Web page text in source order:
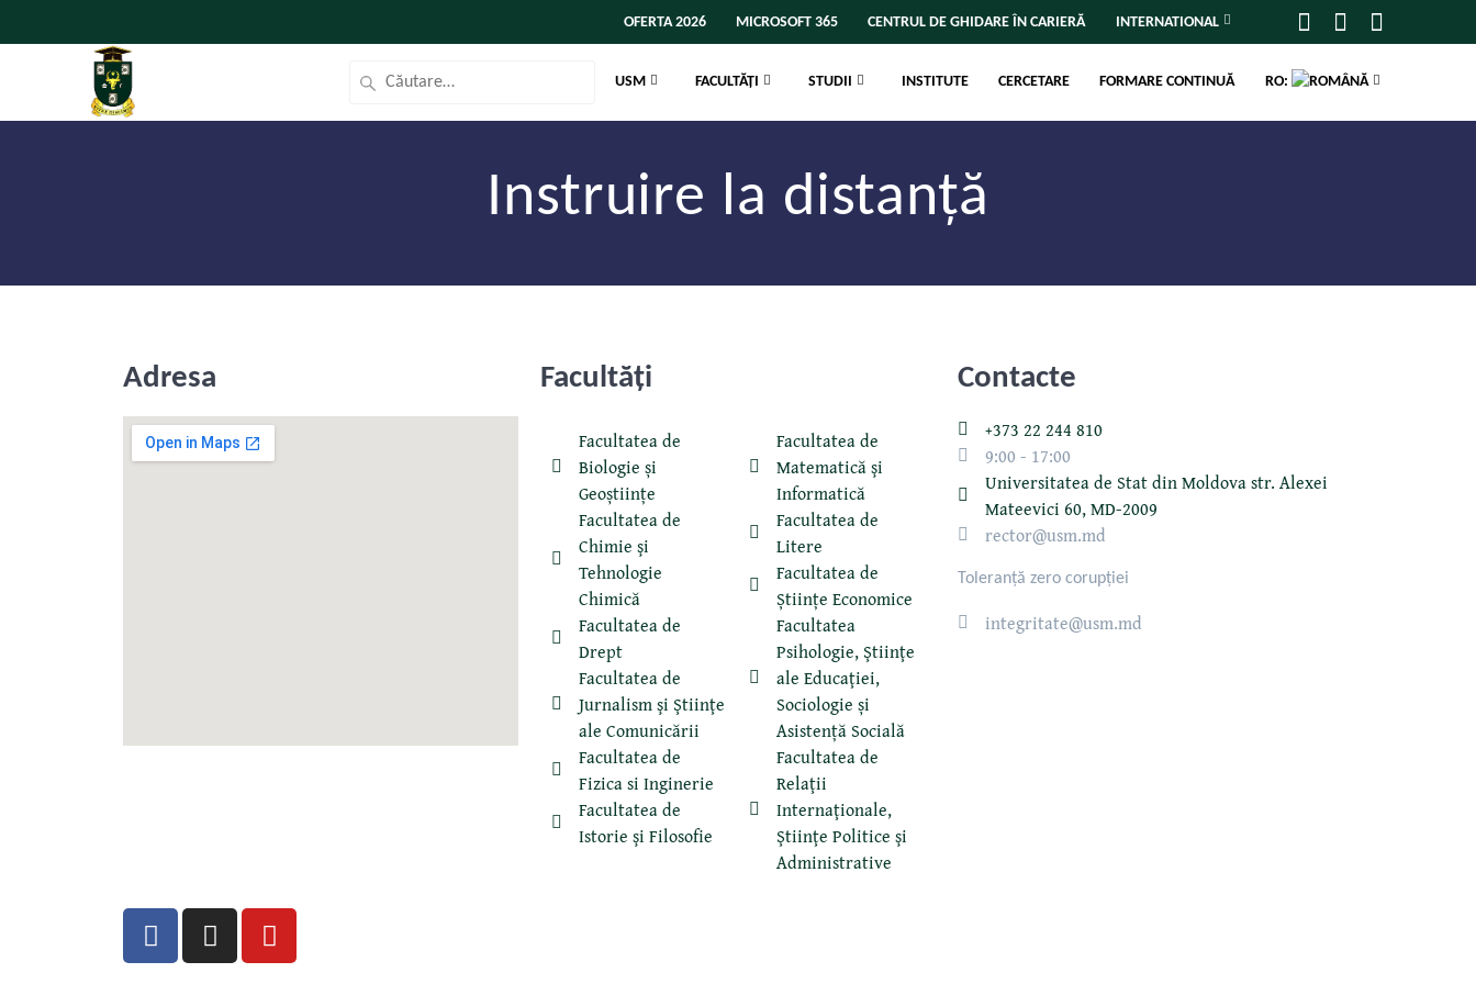
OFERTA 2026 MICROSOFT 365 CENTRUL DE GHIDARE ÎN CARIERĂ INTERNATIONAL
USM FACULTĂȚI STUDII INSTITUTE CERCETARE FORMARE CONTINUĂ RO:
Instruire la distanță
Adresa Facultăţi
Facultatea de
Biologie și
Geoștiințe
Facultatea de
Chimie şi
Tehnologie
Chimică
Facultatea de
Drept
Facultatea de
Jurnalism şi Ştiinţe
ale Comunicării
Facultatea de
Fizica si Inginerie
Facultatea de
Istorie şi Filosofie
Facultatea de
Matematică şi
Informatică
Facultatea de
Litere
Facultatea de
Științe Economice
Facultatea
Psihologie, Ştiinţe
ale Educaţiei,
Sociologie și
Asistență Socială
Facultatea de
Relaţii
Internaţionale,
Ştiinţe Politice şi
Administrative
Contacte
+373 22 244 810
9:00 - 17:00
Universitatea de Stat din Moldova str. Alexei
Mateevici 60, MD-2009
rector@usm.md
Toleranță zero corupției
integritate@usm.md